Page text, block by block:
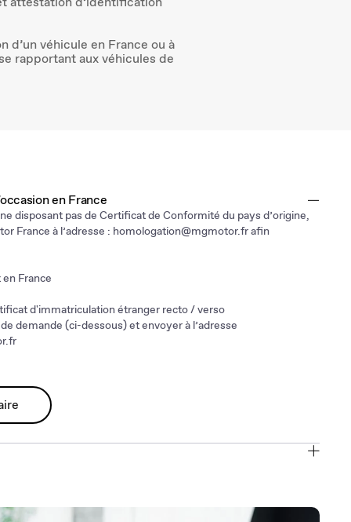
véhicule en France ou à
rapportant aux véhicules de
en France
disposant pas de Certificat de Conformité du pays d’origine,
France à l’adresse : homologation@mgmotor.frafin
France
d'immatriculation étranger recto / verso
demande (ci-dessous) et envoyer à l’adresse